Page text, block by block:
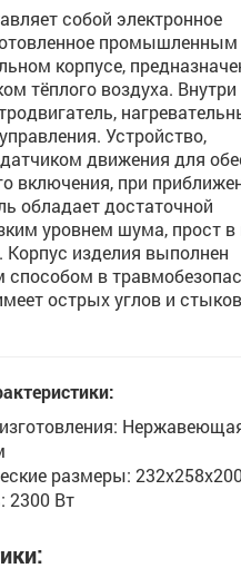
собой электронное
промышленным
корпусе,
тёплого воздуха. Внутри
Устройство,
движения для
включения, при
обладает достаточной
уровнем шума, прост
Корпус изделия выполнен
в
острых углов и
размеры:
2300 Вт